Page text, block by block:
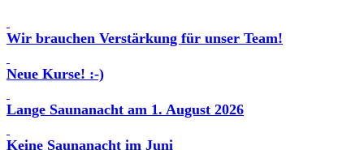
Wir brauchen Verstärkung für unser Team!
Neue Kurse! :-)
Lange Saunanacht am 1. August 2026
Keine Saunanacht im Juni